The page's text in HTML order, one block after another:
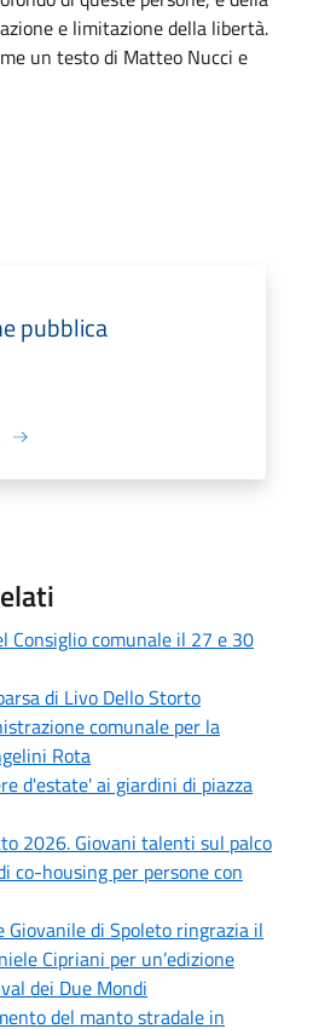
e limitazione della libertà.
un testo di Matteo Nucci e
pubblica
Consiglio comunale il 27 e 30
di Livo Dello Storto
comunale per la
Rota
d'estate' ai giardini di piazza
2026. Giovani talenti sul palco
co-housing per persone con
Giovanile di Spoleto ringrazia il
Cipriani per un’edizione
dei Due Mondi
del manto stradale in